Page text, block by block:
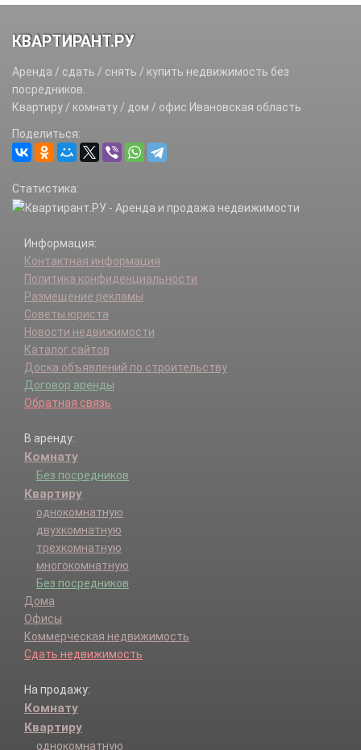
КВАРТИРАНТ.РУ
Аренда / сдать / снять / купить недвижимость без
посредников.
Квартиру / комнату / дом / офис Ивановская область
Поделиться:
Статистика:
Информация:
Контактная информация
Политика конфиденциальности
Размещение рекламы
Советы юриста
Новости недвижимости
Каталог сайтов
Доска объявлений по строительству
Договор аренды
Обратная связь
В аренду:
Комнату
Без посредников
Квартиру
однокомнатную
двухкомнатную
трехкомнатную
многокомнатную
Без посредников
Дома
Офисы
Коммерческая недвижимость
Сдать недвижимость
На продажу:
Комнату
Квартиру
однокомнатную